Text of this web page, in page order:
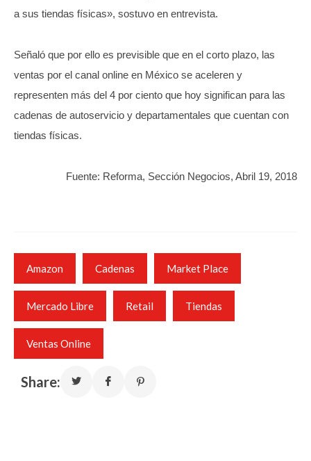
a sus tiendas físicas», sostuvo en entrevista.
Señaló que por ello es previsible que en el corto plazo, las
ventas por el canal online en México se aceleren y
representen más del 4 por ciento que hoy significan para las
cadenas de autoservicio y departamentales que cuentan con
tiendas físicas.
Fuente: Reforma, Sección Negocios, Abril 19, 2018
Amazon Cadenas Market Place
Mercado Libre Retail Tiendas
Ventas Online
Share: